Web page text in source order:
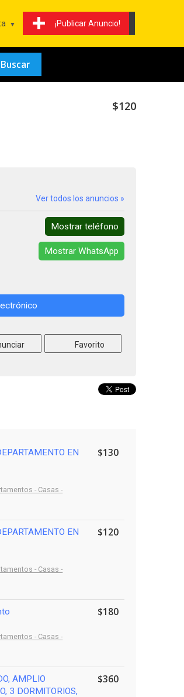
¡Publicar Anuncio!
$120
Ver todos los anuncios »
Mostrar teléfono
Mostrar WhatsApp
Favorito
EN
- Casas -
$130
EN
- Casas -
$120
- Casas -
$180
AMPLIO
3 DORMITORIOS,
$360